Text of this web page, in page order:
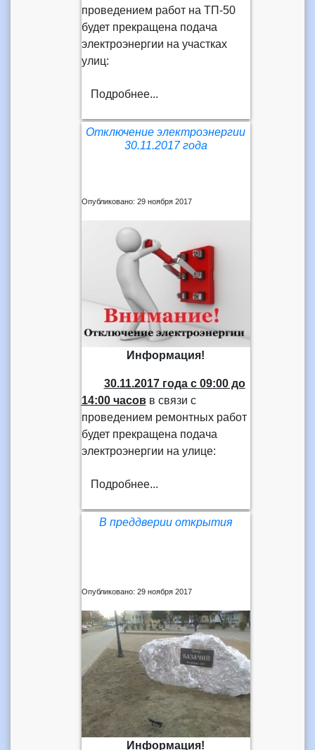
проведением работ на ТП-50
будет прекращена подача
электроэнергии на участках
улиц:
Подробнее...
Отключение электроэнергии
30.11.2017 года
Опубликовано: 29 ноября 2017
Информация!
30.11.2017 годас 09:00 до
14:00 часовв связи с
проведением ремонтных работ
будет прекращена подача
электроэнергии на улице:
Подробнее...
В преддверии открытия
Опубликовано: 29 ноября 2017
Информация!